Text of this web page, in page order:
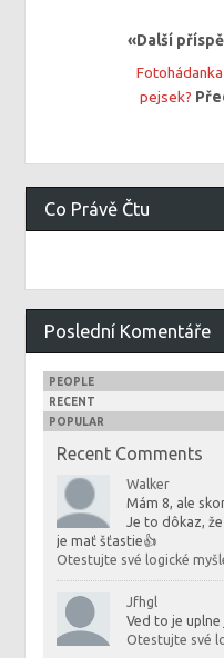
«Další
pejsek?
Co Právě Čtu
Poslední Komentáře
PEOPLE
RECENT
POPULAR
Recent Comments
Walker
Mám 8, ale
Je to dôkaz,
je mať šťastie👍
Otestujte své logické
Jfhgl
Ved to je
Otestujte své